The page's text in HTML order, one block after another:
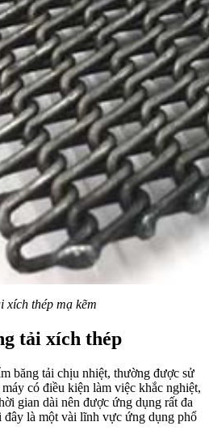
xích thép mạ kẽm
tải xích thép
băng tải chịu nhiệt, thường được sử
có điều kiện làm việc khắc nghiệt,
gian dài nên được ứng dụng rất đa
đây là một vài lĩnh vực ứng dụng phổ